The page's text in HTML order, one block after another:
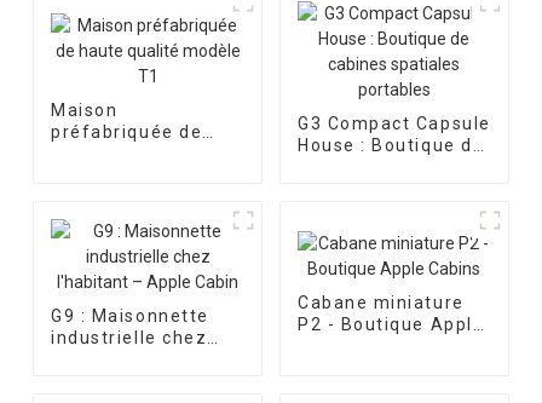
Maison
préfabriquée de
G3 Compact Capsule
House : Boutique de
G9 : Maisonnette
industrielle chez
Cabane miniature
P2 - Boutique Apple